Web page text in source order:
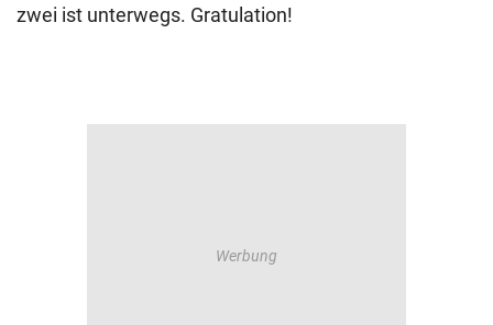
zwei ist unterwegs. Gratulation!